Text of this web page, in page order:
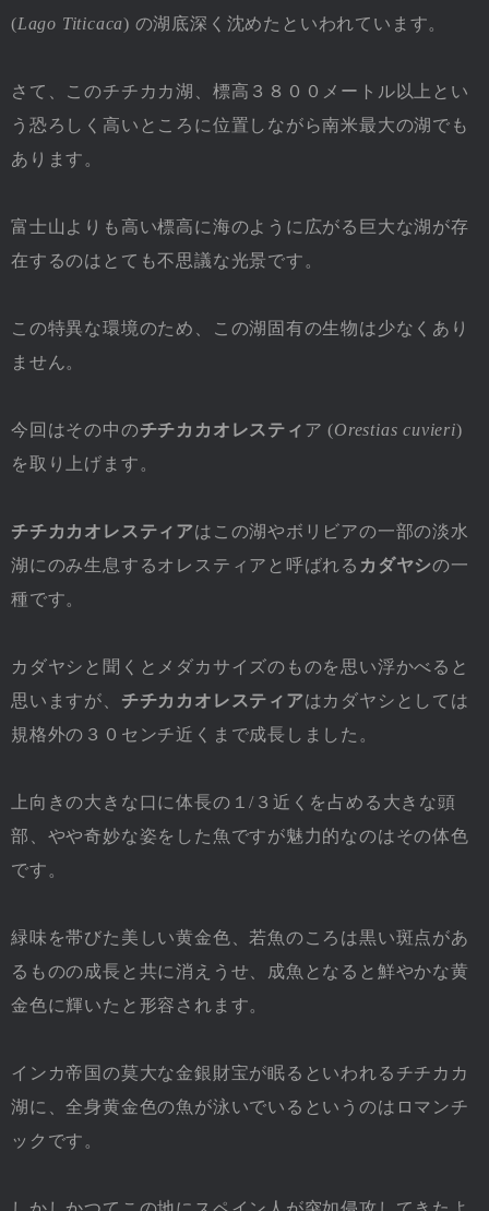
(Lago Titicaca) の湖底深く沈めたといわれています。
さて、このチチカカ湖、標高３８００メートル以上とい
う恐ろしく高いところに位置しながら南米最大の湖でも
あります。
富士山よりも高い標高に海のように広がる巨大な湖が存
在するのはとても不思議な光景です。
この特異な環境のため、この湖固有の生物は少なくあり
ません。
今回はその中のチチカカオレスティ ア (Orestias cuvieri)
を取り上げます。
チチカカオレスティアはこの湖やボリビアの一部の淡水
湖にのみ生息するオレスティアと呼ばれる カダヤシの一
種です。
カダヤシと聞くとメダカサイズのものを思い浮かべると
思いますが、 チチカカオレスティアはカダヤシとしては
規格外の３０センチ近くまで成長しました。
上向きの大きな口に体長の１/３近くを占める大きな頭
部、やや奇妙な姿をした魚ですが魅力的なのはその体色
です。
緑味を帯びた美しい黄金色、若魚のころは黒い斑点があ
るものの成長と共に消えうせ、成魚となると鮮やかな黄
金色に輝いたと形容されます。
インカ帝国の莫大な金銀財宝が眠るといわれるチチカカ
湖に、全身黄金色の魚が泳いでいるというのはロマンチ
ックです。